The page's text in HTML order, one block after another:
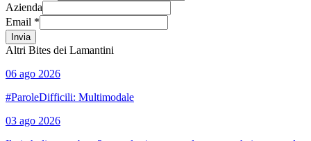
Azienda
Email *
Invia
Altri Bites dei Lamantini
06 ago 2026
#ParoleDifficili: Multimodale
03 ago 2026